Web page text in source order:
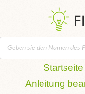
Startseite
Anleitung